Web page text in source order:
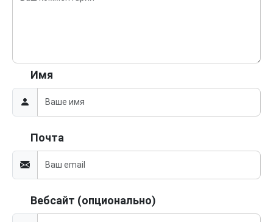
Имя
Почта
Вебсайт (опционально)